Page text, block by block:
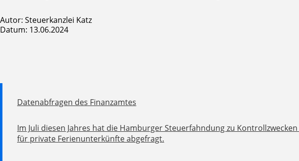
Autor: Steuerkanzlei Katz
Datum: 13.06.2024
Datenabfragen des Finanzamtes
Im Juli diesen Jahres hat die Hamburger Steuerfahndung zu
für private Ferienunterkünfte abgefragt.